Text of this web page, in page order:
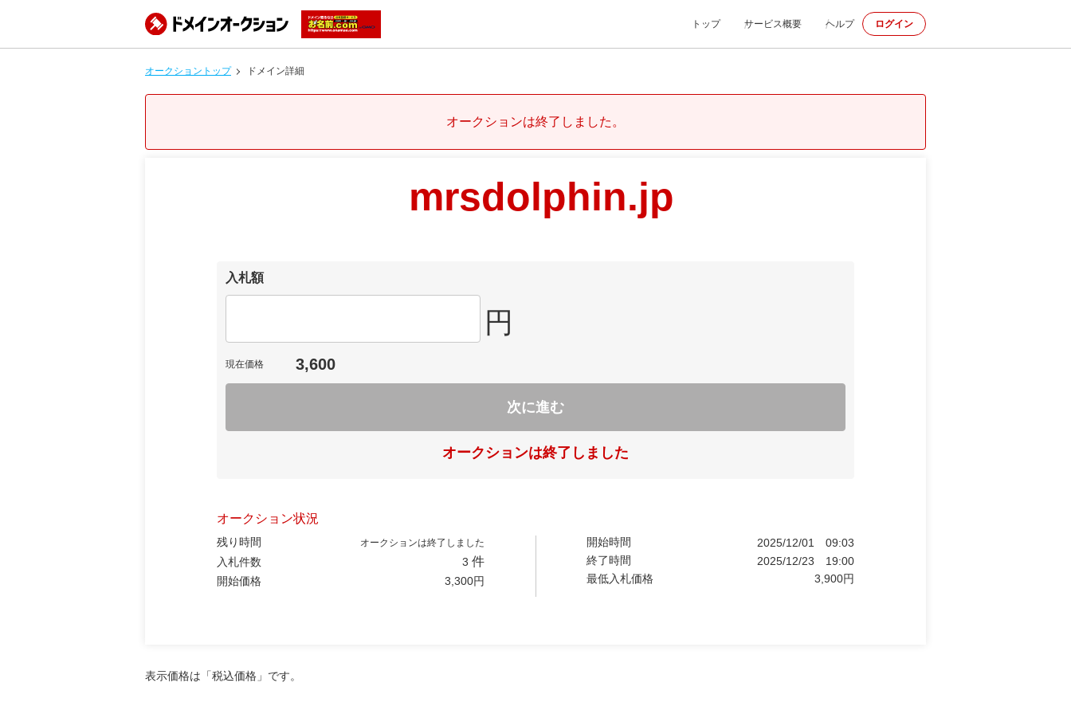
トップ サービス概要 ヘルプ ログイン
オークショントップ ドメイン詳細
オークションは終了しました。
mrsdolphin.jp
入札額
円
現在価格 3,600
次に進む
オークションは終了しました
オークション状況
残り時間 オークションは終了しました
入札件数 3 件
開始価格 3,300円
開始時間 2025/12/01
09:03
終了時間
2025/12/23
19:00
最低入札価格
3,900円
表示価格は「税込価格」です。